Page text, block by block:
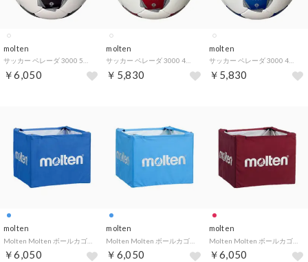
molten
￥6,050
molten
￥5,830
molten
サッカー ペレーダ 3000 4号 白青 ホワイト 4号 ブルー サッカーボール 検定球 公式球 フットボール グラウンド 小 （ホワイト）
￥5,830
molten
￥6,050
molten
￥6,050
molten
Molten Molten ボールカゴ用ネット 中 エンジ BT0020－E BT0020E （-）
￥6,050